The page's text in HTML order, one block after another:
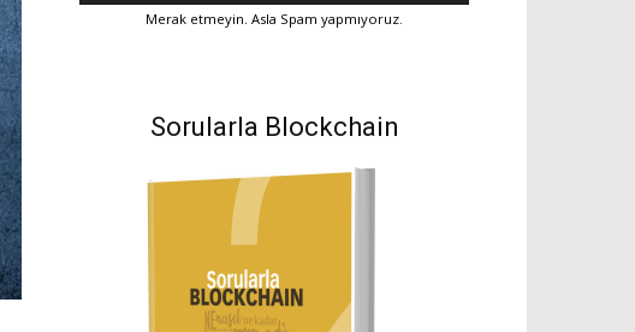
Merak etmeyin. Asla Spam yapmıyoruz.
Sorularla Blockchain